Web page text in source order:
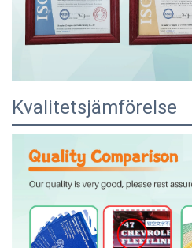
Kvalitetsjämförelse